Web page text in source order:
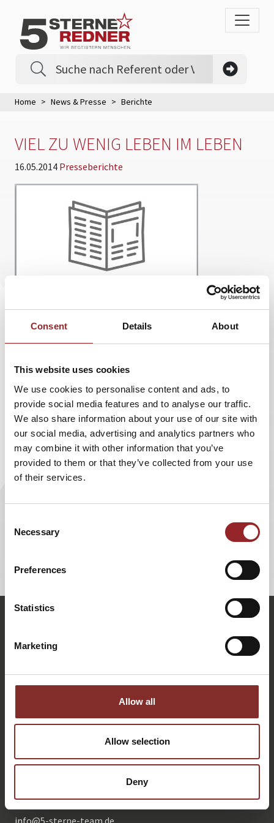
Consent Details About
This website uses cookies
We use cookies to personalise content and ads, to
provide social media features and to analyse our traffic.
We also share information about your use of our site with
our social media, advertising and analytics partners who
may combine it with other information that you’ve
provided to them or that they’ve collected from your use
of their services.
Selection
Necessary
Preferences
Statistics
Marketing
Allow all
Allow selection
Deny
Home News & Presse Berichte
VIEL ZU WENIG LEBEN IM LEBEN
16.05.2014 Presseberichte
Im Kieler Nachrichten-Forum erschien mit Autor
und 5 Sterne Redner Cristián Gálvez ein
Wissensbeitrag über zu wenig Leben im Leben.
Er rät: "Vier Säulen braucht der Mensch, um ein
Lebensheld zu werden – aber auch Auszeiten
sollten nicht fehlen".
Lesen Sie
ZURÜCK
OHNE WARTESCHLEIFE.